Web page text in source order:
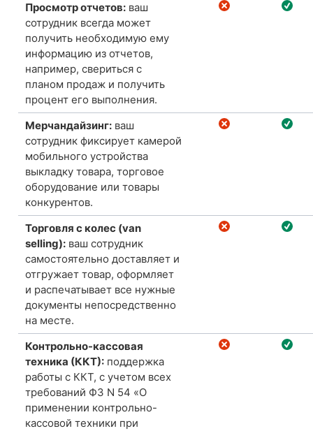
Просмотр отчетов: ваш
сотрудник всегда может
получить необходимую ему
информацию из отчетов,
например, свериться с
планом продаж и получить
процент его выполнения.
Мерчандайзинг: ваш
сотрудник фиксирует камерой
мобильного устройства
выкладку товара, торговое
оборудование или товары
конкурентов.
Торговля с колес (van
selling): ваш сотрудник
самостоятельно доставляет и
отгружает товар, оформляет
и распечатывает все нужные
документы непосредственно
на месте.
Контрольно-кассовая
техника (ККТ):поддержка
работы с ККТ, с учетом всех
требований ФЗ N 54 «О
применении контрольно-
кассовой техники при